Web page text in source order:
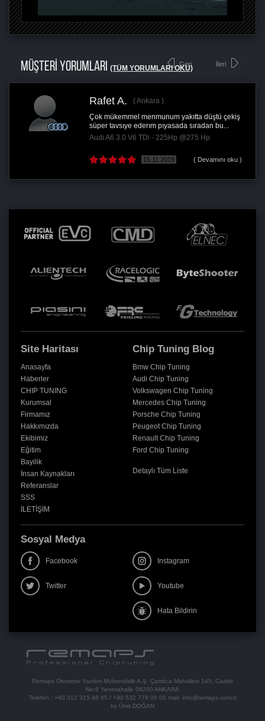
MÜŞTERİ YORUMLARI (TÜM YORUMLARI OKU)
Geri
Rafet A.
Ankara
Çok mükemmel menmunum yakıtta düştü çekiş
süper tavsıye ederım pıyasada sıradan bu...
Audi A6 3.0 V6 TDi - 225Hp @275 Hp
15.11.2019 ( Devamını oku )
İleri
Site Haritası
Anasayfa
Haberler
CHIP TUNING
Kurumsal
Firmamız
Hakkımızda
Ekibimiz
Eğitim
Bayilik
İnsan Kaynakları
Referanslar
SSS
İLETİŞİM
Chip Tuning Blog
Bmw Chip Tuning
Audi Chip Tuning
Volkswagen Chip Tuning
Mercedes Chip Tuning
Porsche Chip Tuning
Peugeot Chip Tuning
Renault Chip Tuning
Ford Chip Tuning
Detaylı Tüm Liste
Sosyal Medya
Facebook Instagram
Twitter Youtube
Hata Bildirin
Remaps Otomotiv Yazılım Mühendislik A.Ş. Çamlıca Mahallesi 145. Cadde
No:6 Yenimahalle 06200 ANKARA
Telefon : +90 312 315 88 85 / +90 532 779 00 00 mail: info@remaps.com.tr
by Ümit DOĞAN